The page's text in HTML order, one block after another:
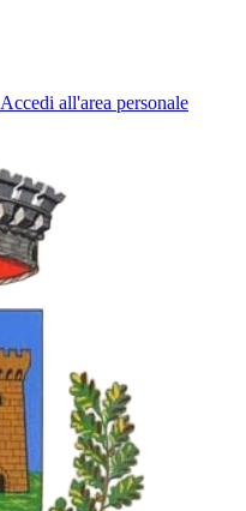
Accedi all'area personale